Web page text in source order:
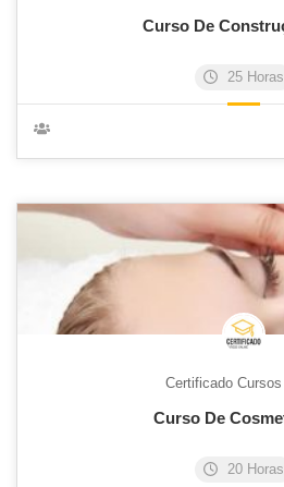
Curso De
25 Horas
Certificado
Curso De
20 Horas